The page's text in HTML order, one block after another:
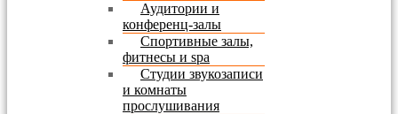
Аудитории и
конференц-залы
Спортивные залы,
фитнесы и spa
Студии звукозаписи
и комнаты
прослушивания